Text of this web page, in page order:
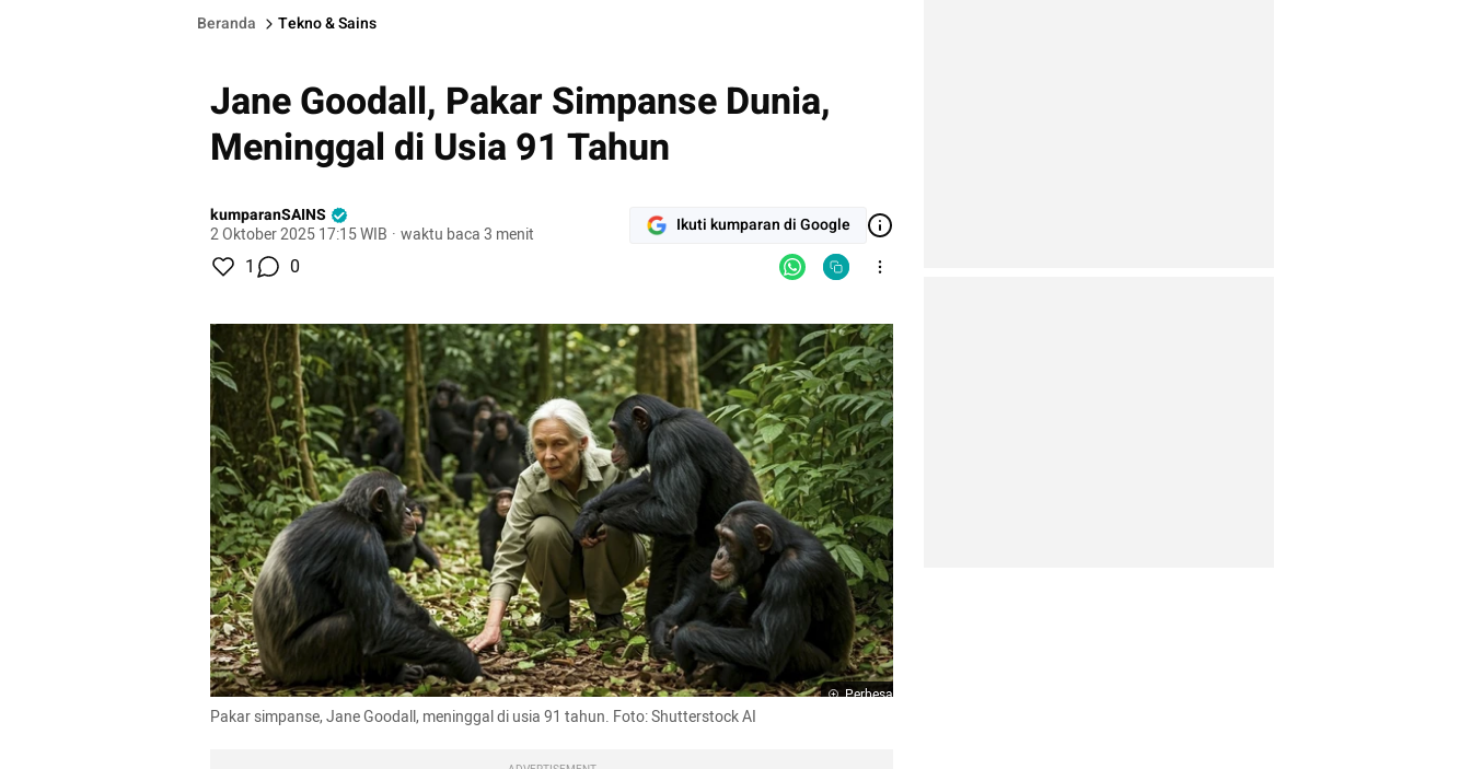
Beranda Tekno & Sains
Jane Goodall, Pakar Simpanse Dunia,
Meninggal di Usia 91 Tahun
kumparanSAINS
2 Oktober 2025 17:15 WIB · waktu baca 3 menit Ikuti kumparan di Google
1 0
Perbesar
Pakar simpanse, Jane Goodall, meninggal di usia 91 tahun. Foto: Shutterstock AI